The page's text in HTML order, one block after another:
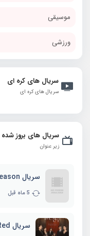
موسیقی
ورزشی
سریال های کره ای
سریال های کره ای
سریال های بروز شده
زیر عنوان
سریال In Your Radiant Season
5 ماه قبل
سریال Pearl in Red